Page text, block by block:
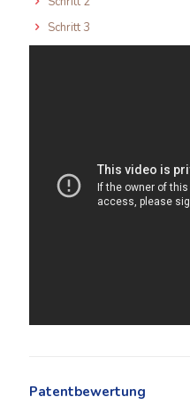
Schritt 3
Patentbewertung